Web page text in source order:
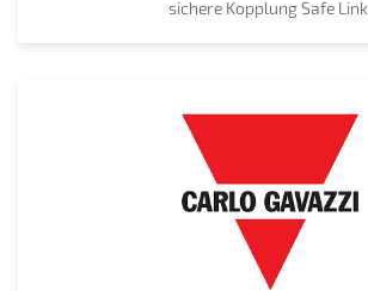
sichere Kopplung Safe Link